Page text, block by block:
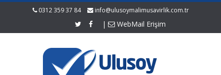
0312 359 37 84 info@ulusoymalimusavirlik.com.tr
| WebMail Erişim